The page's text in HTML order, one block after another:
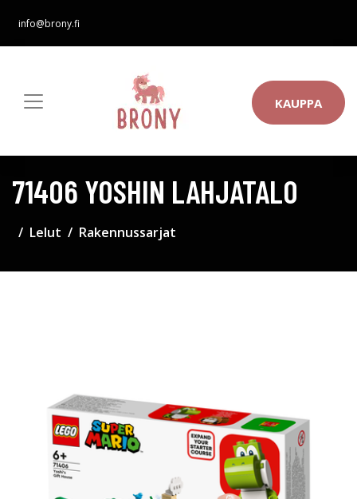
info@brony.fi
KAUPPA
71406 YOSHIN LAHJATALO
Lelut Rakennussarjat